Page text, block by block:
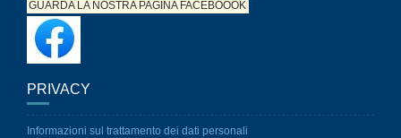
GUARDA LA NOSTRA PAGINAFACEBOOOK
PRIVACY
Informazioni sul trattamento dei dati personali